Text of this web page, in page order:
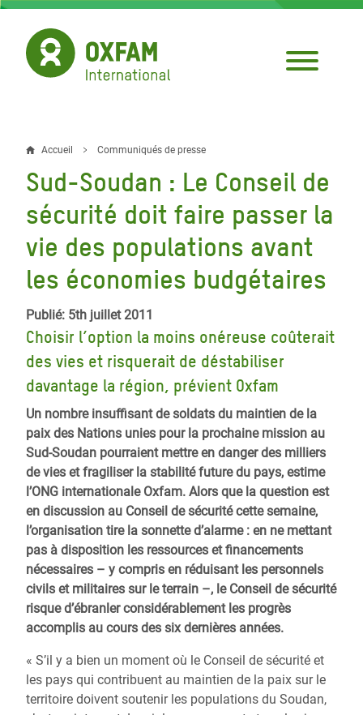
Aller
contenu
principal
Fil
d'Ariane
Accueil Communiqués de presse
Sud-Soudan : Le Conseil de
sécurité doit faire passer la
vie des populations avant
les économies budgétaires
Publié: 5th juillet 2011
Choisir l’option la moins onéreuse coûterait
des vies et risquerait de déstabiliser
davantage la région, prévient Oxfam
Un nombre insuffisant de soldats du maintien de la
paix des Nations unies pour la prochaine mission au
Sud-Soudan pourraient mettre en danger des milliers
de vies et fragiliser la stabilité future du pays, estime
l’ONG internationale Oxfam. Alors que la question est
en discussion au Conseil de sécurité cette semaine,
l’organisation tire la sonnette d’alarme : en ne mettant
pas à disposition les ressources et financements
nécessaires – y compris en réduisant les personnels
civils et militaires sur le terrain –, le Conseil de sécurité
risque d’ébranler considérablement les progrès
accomplis au cours des six dernières années.
« S’il y a bien un moment où le Conseil de sécurité et
les pays qui contribuent au maintien de la paix sur le
territoire doivent soutenir les populations du Soudan,